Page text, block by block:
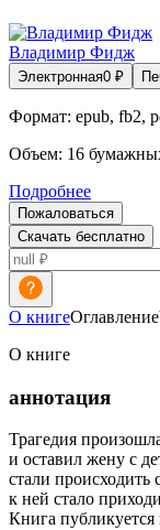
Владимир Фидж
Электронная0 ₽
Формат: epub, fb2,
Объем: 16
Подробнее
Пожаловаться
Скачать бесплатно
О книгеОглавление
О книге
аннотация
Трагедия
и оставил жену с
стали
к ней стало
Книга